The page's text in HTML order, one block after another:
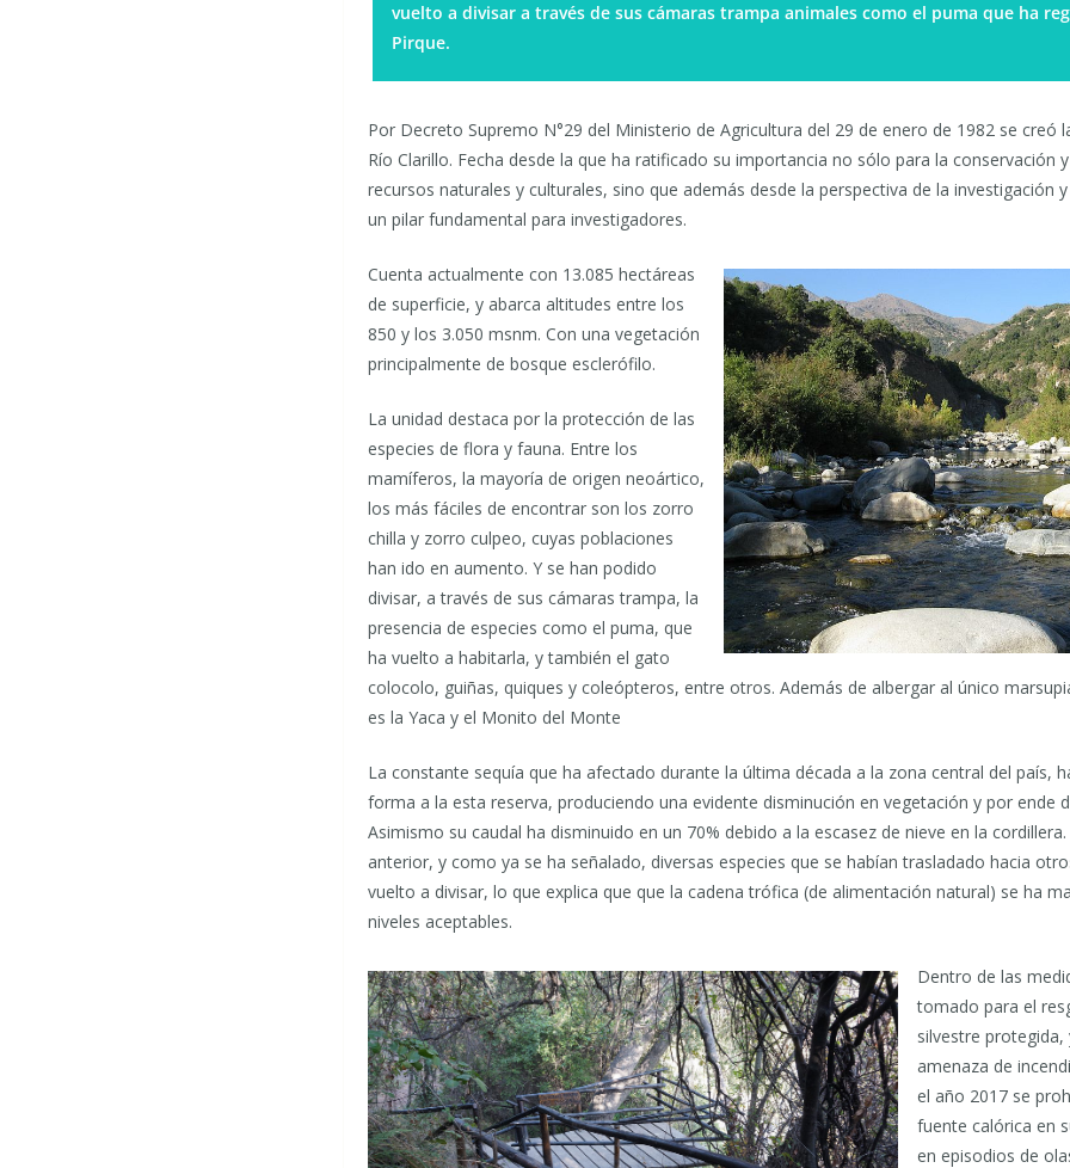
vuelto a divisar a través de sus cámaras trampa animales como el puma que ha
Pirque.
Por Decreto Supremo N°29 del Ministerio de Agricultura del 29 de enero de 1982 se creó
Río Clarillo. Fecha desde la que ha ratificado su importancia no sólo para la conservación
recursos naturales y culturales, sino que además desde la perspectiva de la investigación
un pilar fundamental para investigadores.
Cuenta actualmente con 13.085 hectáreas
de superficie, y abarca altitudes entre los
850 y los 3.050 msnm. Con una vegetación
principalmente de bosque esclerófilo.
La unidad destaca por la protección de las
especies de flora y fauna. Entre los
mamíferos, la mayoría de origen neoártico,
los más fáciles de encontrar son los zorro
chilla y zorro culpeo, cuyas poblaciones
han ido en aumento. Y se han podido
divisar, a través de sus cámaras trampa, la
presencia de especies como el puma, que
ha vuelto a habitarla, y también el gato
colocolo, guiñas, quiques y coleópteros, entre otros. Además de albergar al único
es la Yaca y el Monito del Monte
La constante sequía que ha afectado durante la última década a la zona central del país,
forma a la esta reserva, produciendo una evidente disminución en vegetación y por ende
Asimismo su caudal ha disminuido en un 70% debido a la escasez de nieve en la
anterior, y como ya se ha señalado, diversas especies que se habían trasladado hacia
vuelto a divisar, lo que explica que que la cadena trófica (de alimentación natural) se ha
niveles aceptables.
Dentro de las
tomado para el
silvestre protegida,
amenaza de
el año 2017 se
fuente calórica en
en episodios de